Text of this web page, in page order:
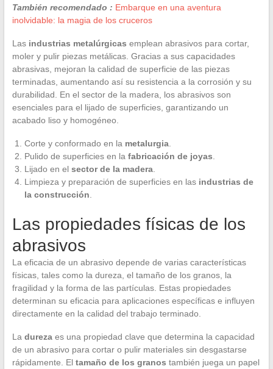
También recomendado : Embarque en una aventura
inolvidable: la magia de los cruceros
Las industrias metalúrgicas emplean abrasivos para cortar,
moler y pulir piezas metálicas. Gracias a sus capacidades
abrasivas, mejoran la calidad de superficie de las piezas
terminadas, aumentando así su resistencia a la corrosión y su
durabilidad. En el sector de la madera, los abrasivos son
esenciales para el lijado de superficies, garantizando un
acabado liso y homogéneo.
Corte y conformado en la metalurgia.
Pulido de superficies en la fabricación de joyas
Lijado en el sector de la madera.
Limpieza y preparación de superficies en las industrias de
la construcción
Las propiedades físicas de los
abrasivos
La eficacia de un abrasivo depende de varias características
físicas, tales como la dureza, el tamaño de los granos, la
fragilidad y la forma de las partículas. Estas propiedades
determinan su eficacia para aplicaciones específicas e influyen
directamente en la calidad del trabajo terminado.
La durezaes una propiedad clave que determina la capacidad
de un abrasivo para cortar o pulir materiales sin desgastarse
rápidamente. El tamaño de los granos también juega un papel